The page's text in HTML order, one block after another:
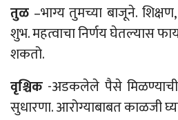
तुळ –भाग्यतुमच्या बाजूने. शिक्षण,
शुभ. महत्वाचा निर्णय घेतल्यास
शकतो.
वृश्चिक -अडकलेले पैसे मिळण्याची
सुधारणा. आरोग्याबाबत काळजी